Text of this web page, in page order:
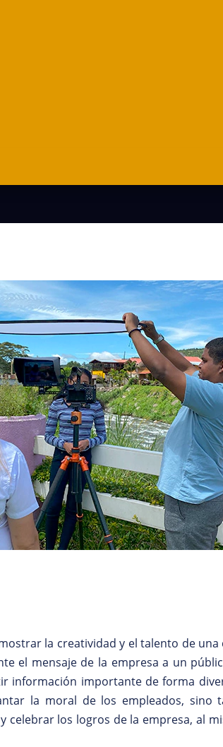
la creatividad y el talento de
el mensaje de la empresa a un
información importante de forma
la moral de los empleados, sino
los logros de la empresa, al